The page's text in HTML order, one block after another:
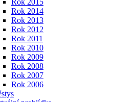
Rok 2015
Rok 2014
Rok 2013
Rok 2012
Rok 2011
Rok 2010
Rok 2009
Rok 2008
Rok 2007
Rok 2006